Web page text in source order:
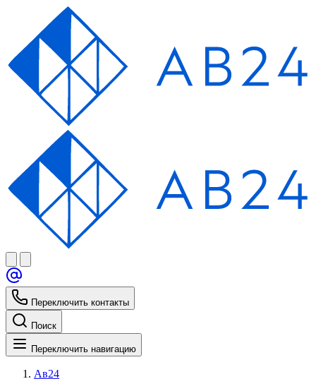
Переключить контакты
Поиск
Переключить навигацию
Ав24